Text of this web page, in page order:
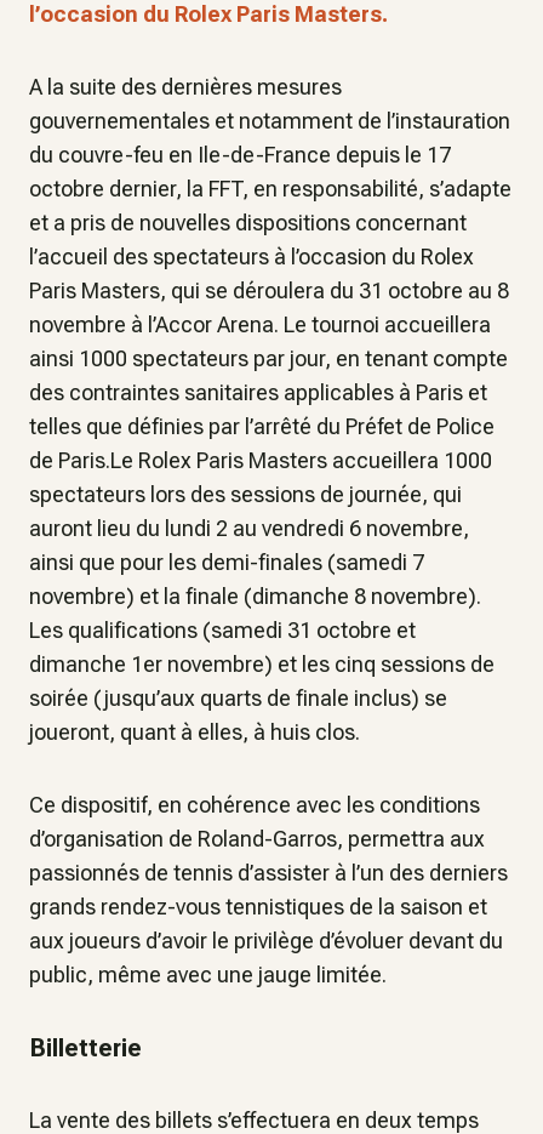
l’occasion du Rolex Paris Masters.
A la suite des dernières mesures
gouvernementales et notamment de l’instauration
du couvre-feu en Ile-de-France depuis le 17
octobre dernier, la FFT, en responsabilité, s’adapte
et a pris de nouvelles dispositions concernant
l’accueil des spectateurs à l’occasion du Rolex
Paris Masters, qui se déroulera du 31 octobre au 8
novembre à l’Accor Arena. Le tournoi accueillera
ainsi 1000 spectateurs par jour, en tenant compte
des contraintes sanitaires applicables à Paris et
telles que définies par l’arrêté du Préfet de Police
de Paris.Le Rolex Paris Masters accueillera 1000
spectateurs lors des sessions de journée, qui
auront lieu du lundi 2 au vendredi 6 novembre,
ainsi que pour les demi-finales (samedi 7
novembre) et la finale (dimanche 8 novembre).
Les qualifications (samedi 31 octobre et
dimanche 1er novembre) et les cinq sessions de
soirée (jusqu’aux quarts de finale inclus) se
joueront, quant à elles, à huis clos.
Ce dispositif, en cohérence avec les conditions
d’organisation de Roland-Garros, permettra aux
passionnés de tennis d’assister à l’un des derniers
grands rendez-vous tennistiques de la saison et
aux joueurs d’avoir le privilège d’évoluer devant du
public, même avec une jauge limitée.
Billetterie
La vente des billets s’effectuera en deux temps